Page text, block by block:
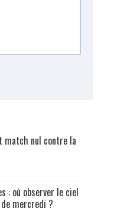
match nul contre la
: où observer le ciel
mercredi ?